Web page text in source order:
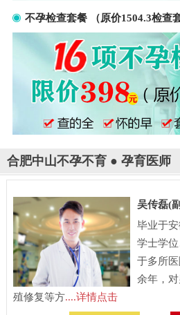
不孕检查套餐 （原价1504.3检查
合肥中山不孕不育 ● 孕育医师
吴传磊(
毕业于安
学士学
于多所
余年，
殖修复等方....详情点击